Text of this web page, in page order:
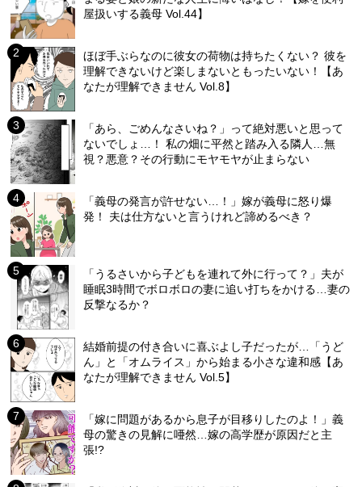
屋扱いする義母 Vol.44】
ほぼ手ぶらなのに彼女の荷物は持ちたくない？ 彼を
理解できないけど楽しまないともったいない！【あ
なたが理解できません Vol.8】
「あら、ごめんなさいね？」って絶対悪いと思って
ないでしょ…！ 私の畑に平然と踏み入る隣人…無
視？悪意？その行動にモヤモヤが止まらない
「義母の発言が許せない…！」嫁が義母に怒り爆
発！ 夫は仕方ないと言うけれど諦めるべき？
「うるさいから子どもを連れて外に行って？」夫が
睡眠3時間でボロボロの妻に追い打ちをかける…妻の
反撃なるか？
結婚前提の付き合いに喜ぶよし子だったが…「うど
ん」と「オムライス」から始まる小さな違和感【あ
なたが理解できません Vol.5】
「嫁に問題があるから息子が目移りしたのよ！」義
母の驚きの見解に唖然…嫁の高学歴が原因だと主
張!?